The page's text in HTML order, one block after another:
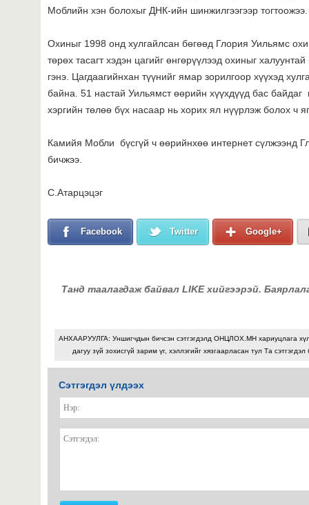
Моблийн хэн болохыг ДНК-ийн шинжилгээгээр тогтоожээ.
Охиныг 1998 онд хулгайлсан бөгөөд Глория Уильямс
төрөх тасагт хэдэн цагийг өнгөрүүлээд охиныг
гэнэ. Цагдаагийнхан түүнийг ямар зорилгоор хүүхэд
байна. 51 настай Уильямст өөрийн хүүхдүүд бас байдаг
хэргийн төлөө бүх насаар нь хорих ял нүүрлэж болох ч
Камийя Мобли бүсгүй ч өөрийнхөө интернет сүлжээнд
бичжээ.
С.Атарцэцэг
Facebook Twitter Google+
Танд таалагдаж байвал LIKE хийгээрэй.
АНХААРУУЛГА: Уншигчдын бичсэн сэтгэгдэлд ОНЦЛОХ.МН хариуцлага
дагуу зүй зохисгүй зарим үг, хэллэгийг хязгаарласан тул Та
Сэтгэгдэл үлдээх